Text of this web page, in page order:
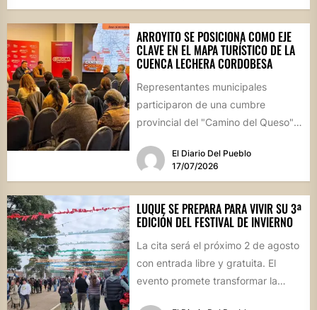
ARROYITO SE POSICIONA COMO EJE
CLAVE EN EL MAPA TURÍSTICO DE LA
CUENCA LECHERA CORDOBESA
Representantes municipales
participaron de una cumbre
provincial del "Camino del Queso",
identidad productiva y...
El Diario Del Pueblo
17/07/2026
LUQUE SE PREPARA PARA VIVIR SU 3ª
EDICIÓN DEL FESTIVAL DE INVIERNO
La cita será el próximo 2 de agosto
con entrada libre y gratuita. El
evento promete transformar la